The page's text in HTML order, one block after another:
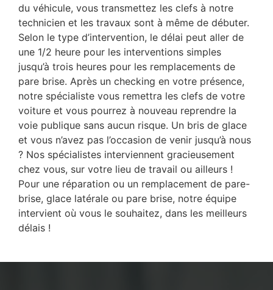
du véhicule, vous transmettez les clefs à notre
technicien et les travaux sont à même de débuter.
Selon le type d’intervention, le délai peut aller de
une 1/2 heure pour les interventions simples
jusqu’à trois heures pour les remplacements de
pare brise. Après un checking en votre présence,
notre spécialiste vous remettra les clefs de votre
voiture et vous pourrez à nouveau reprendre la
voie publique sans aucun risque. Un bris de glace
et vous n’avez pas l’occasion de venir jusqu’à nous
? Nos spécialistes interviennent gracieusement
chez vous, sur votre lieu de travail ou ailleurs !
Pour une réparation ou un remplacement de pare-
brise, glace latérale ou pare brise, notre équipe
intervient où vous le souhaitez, dans les meilleurs
délais !